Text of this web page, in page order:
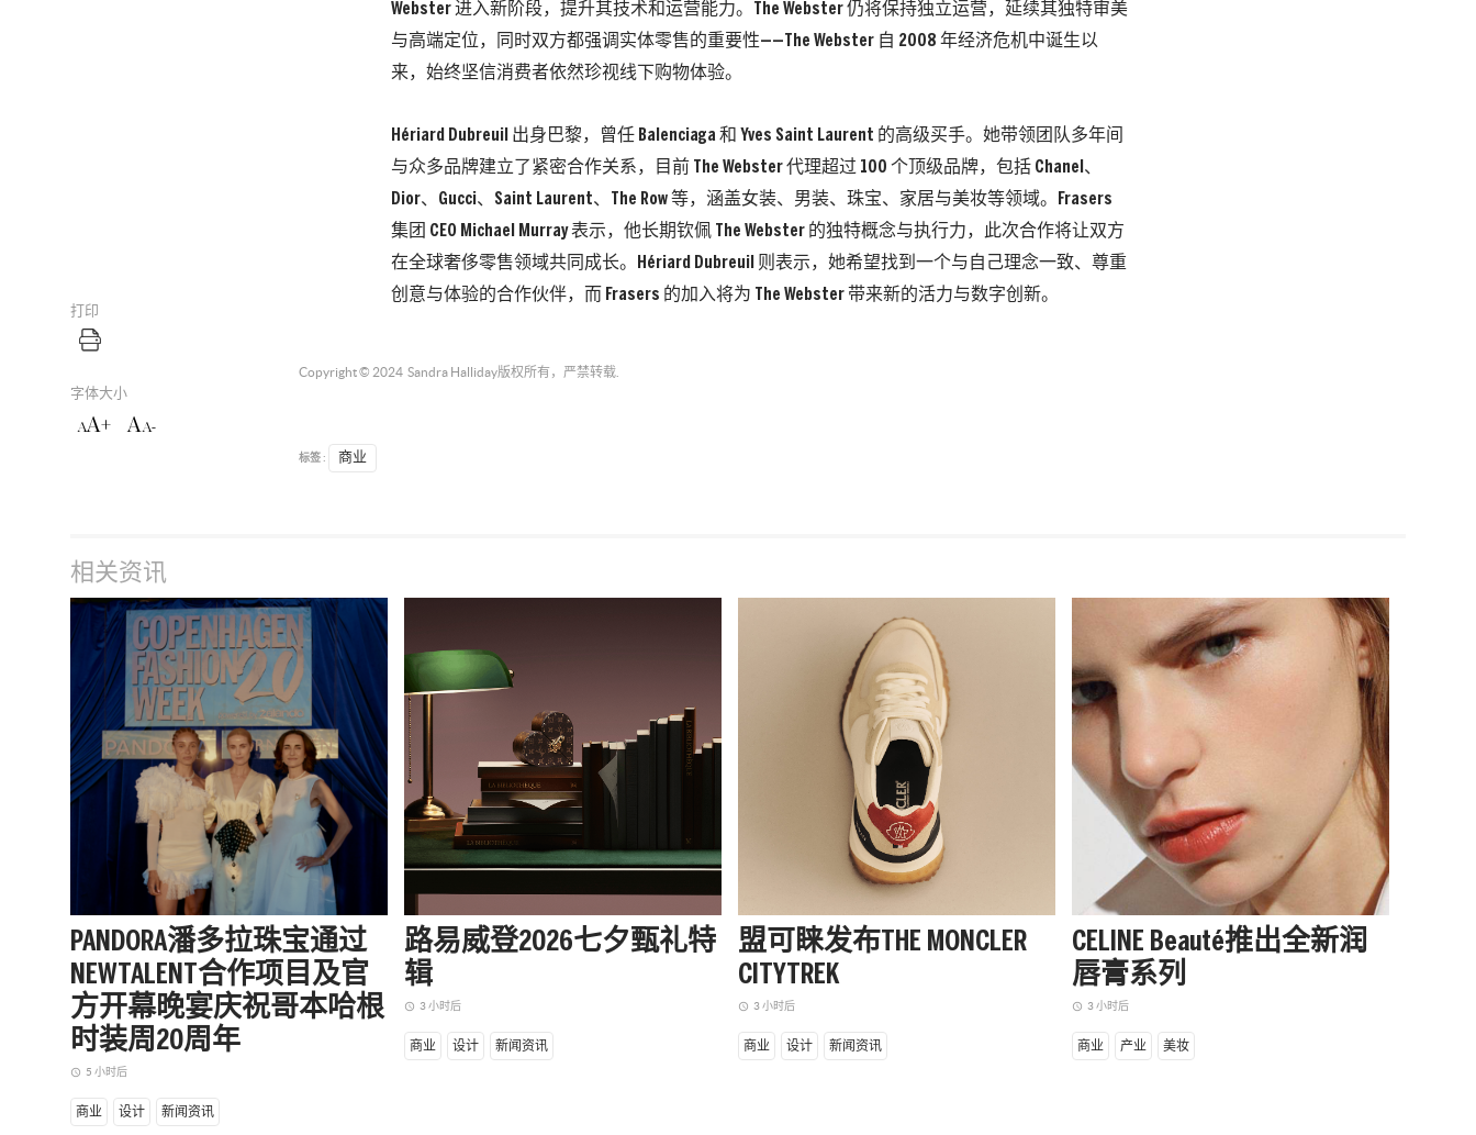
打印
字体大小
AA+ AA-
Webster 进入新阶段，提升其技术和运营能力。The Webster 仍将保持独立运营，延续其独特审美
与高端定位，同时双方都强调实体零售的重要性——The Webster 自 2008 年经济危机中诞生以
来，始终坚信消费者依然珍视线下购物体验。
Hériard Dubreuil 出身巴黎，曾任 Balenciaga 和 Yves Saint Laurent 的高级买手。她带领团队多年间
与众多品牌建立了紧密合作关系，目前 The Webster 代理超过 100 个顶级品牌，包括 Chanel、
Dior、Gucci、Saint Laurent、The Row 等，涵盖女装、男装、珠宝、家居与美妆等领域。Frasers
集团 CEO Michael Murray 表示，他长期钦佩 The Webster 的独特概念与执行力，此次合作将让双方
在全球奢侈零售领域共同成长。Hériard Dubreuil 则表示，她希望找到一个与自己理念一致、尊重
创意与体验的合作伙伴，而 Frasers 的加入将为 The Webster 带来新的活力与数字创新。
Copyright © 2024 Sandra Halliday版权所有，严禁转载.
标签 : 商业
相关资讯
PANDORA潘多拉珠宝通过
NEWTALENT合作项目及官
方开幕晚宴庆祝哥本哈根
时装周20周年
access_time 5 小时后
商业 设计 新闻资讯
路易威登2026七夕甄礼特
辑
access_time 3 小时后
商业 设计 新闻资讯
盟可睐发布THE MONCLER
CITYTREK
access_time 3 小时后
商业 设计 新闻资讯
CELINE Beauté推出全新润
唇膏系列
access_time 3 小时后
商业 产业 美妆